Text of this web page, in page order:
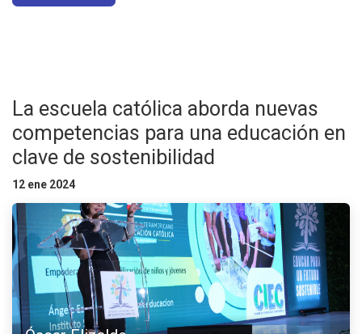
La escuela católica aborda nuevas
competencias para una educación en
clave de sostenibilidad
12 ene 2024